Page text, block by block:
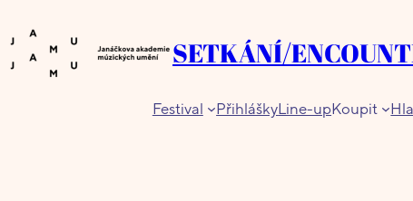
na
obsah
SETKÁNÍ/
Festival PřihláškyLine-upKoupit